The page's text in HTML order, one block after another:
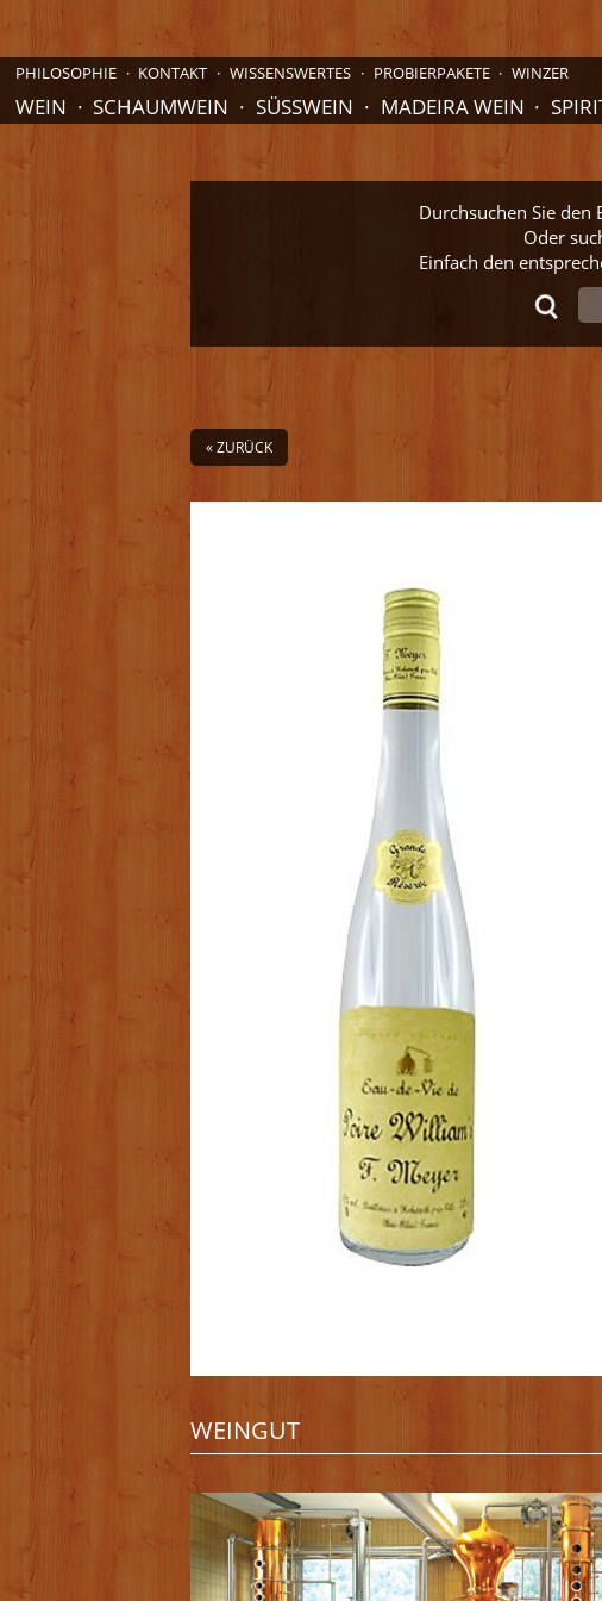
PHILOSOPHIE KONTAKT WISSENSWERTES PROBIERPAKETE WINZER
WEIN SCHAUMWEIN SÜSSWEIN MADEIRA WEIN
Durchsuchen Sie den
Oder
Einfach den
« ZURÜCK
WEINGUT